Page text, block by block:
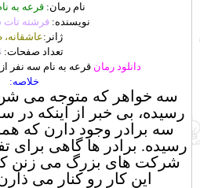
نام رمان: قرعه به
نویسنده:فرشته
ژانر:عاشقانه،
تعداد صفحات:
دانلود رمان قرعه به نام سه نفر
خلاصه:
سه خواهر که متوجه می
رسیده، بی خبر از اینکه
سه برادر وجود دارن که
رسیده. برادر ها گاهی برای
شرکت های بزرگ می زنن که
این کار رو کنار می